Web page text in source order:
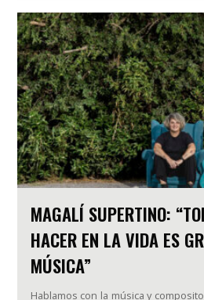
MAGALÍ SUPERTINO:
HACER EN LA VIDA ES
MÚSICA”
Hablamos con la música y